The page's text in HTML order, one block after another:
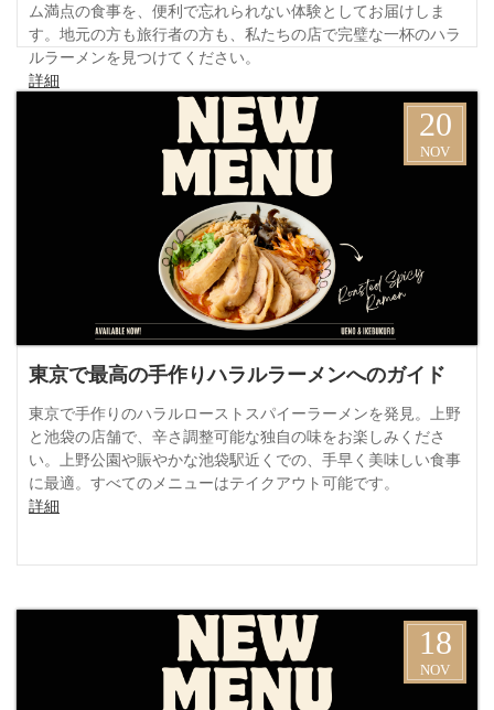
ム満点の食事を、便利で忘れられない体験としてお届けしま
す。地元の方も旅行者の方も、私たちの店で完璧な一杯のハラ
ルラーメンを見つけてください。
詳細
20
NOV
東京で最高の手作りハラルラーメンへのガイド
東京で手作りのハラルローストスパイーラーメンを発見。上野
と池袋の店舗で、辛さ調整可能な独自の味をお楽しみくださ
い。上野公園や賑やかな池袋駅近くでの、手早く美味しい食事
に最適。すべてのメニューはテイクアウト可能です。
詳細
18
NOV